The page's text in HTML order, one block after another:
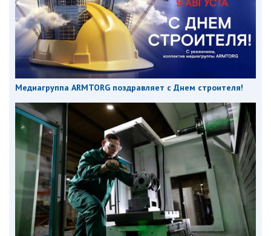
Медиагруппа ARMTORG поздравляет с Днем строителя!